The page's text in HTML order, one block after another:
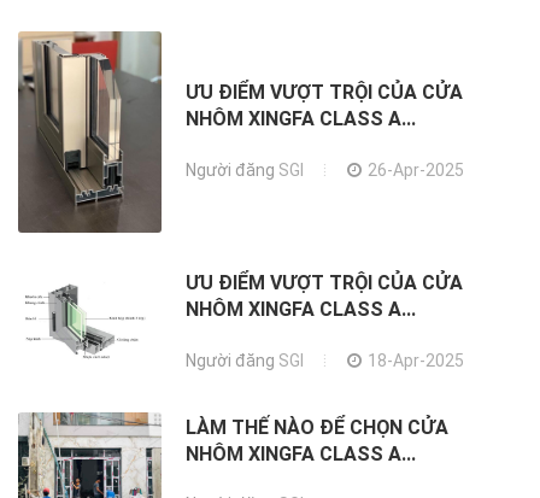
ƯU ĐIỂM VƯỢT TRỘI CỦA CỬA
NHÔM XINGFA CLASS A...
Người đăng SGI 26-Apr-2025
ƯU ĐIỂM VƯỢT TRỘI CỦA CỬA
NHÔM XINGFA CLASS A...
Người đăng SGI 18-Apr-2025
LÀM THẾ NÀO ĐỂ CHỌN CỬA
NHÔM XINGFA CLASS A...